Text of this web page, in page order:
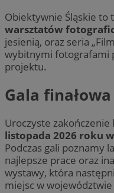
Obiektywnie Śląskie to
warsztatów
jesienią, oraz seria
wybitnymi fotografami
projektu.
Gala finałowa
Uroczyste
listopada 2026 roku
Podczas gali poznamy
najlepsze prace oraz
wystawy, która
miejsc w województwie